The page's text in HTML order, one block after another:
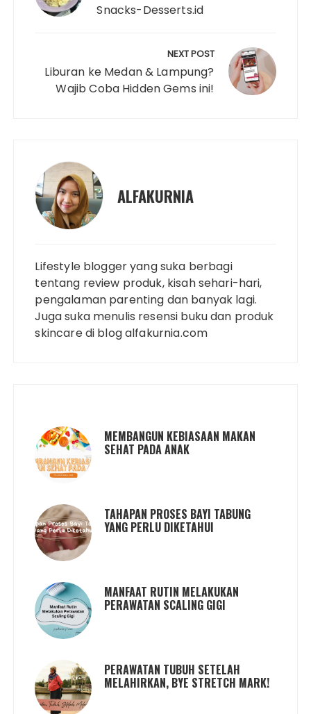
i
o
e
r
t
A
p
r
Snacks-Desserts.id
NEXT POST
Liburan ke Medan & Lampung?
Wajib Coba Hidden Gems ini!
ALFAKURNIA
Lifestyle blogger yang suka berbagi
tentang review produk, kisah sehari-hari,
pengalaman parenting dan banyak lagi.
Juga suka menulis resensi buku dan produk
skincare di blog alfakurnia.com
MEMBANGUN KEBIASAAN MAKAN
SEHAT PADA ANAK
TAHAPAN PROSES BAYI TABUNG
YANG PERLU DIKETAHUI
MANFAAT RUTIN MELAKUKAN
PERAWATAN SCALING GIGI
PERAWATAN TUBUH SETELAH
MELAHIRKAN, BYE STRETCH MARK!